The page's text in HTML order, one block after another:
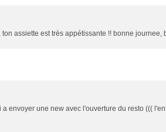
assiette est très appétissante !! bonne journee,
envoyer une new avec l'ouverture du resto (((